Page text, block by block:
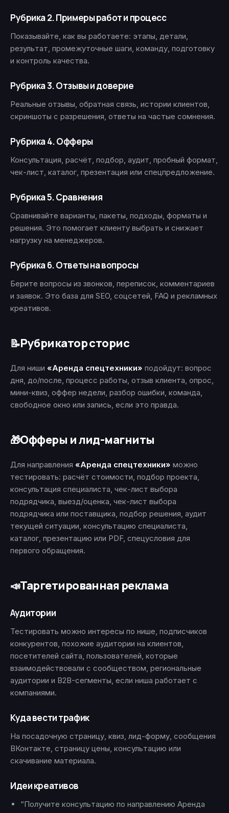
Рубрика 2. Примеры работ и процесс
Показывайте, как вы работаете: этапы, детали,
результат, промежуточные шаги, команду, подготовку
и контроль качества.
Рубрика 3. Отзывы и доверие
Реальные отзывы, обратная связь, истории клиентов,
скриншоты с разрешения, ответы на частые сомнения.
Рубрика 4. Офферы
Консультация, расчёт, подбор, аудит, пробный формат,
чек-лист, каталог, презентация или спецпредложение.
Рубрика 5. Сравнения
Сравнивайте варианты, пакеты, подходы, форматы и
решения. Это помогает клиенту выбрать и снижает
нагрузку на менеджеров.
Рубрика 6. Ответы на вопросы
Берите вопросы из звонков, переписок, комментариев
и заявок. Это база для SEO, соцсетей, FAQ и рекламных
креативов.
📝Рубрикатор сторис
Для ниши «Аренда спецтехники» подойдут: вопрос
дня, до/после, процесс работы, отзыв клиента, опрос,
мини-квиз, оффер недели, разбор ошибки, команда,
свободное окно или запись, если это правда.
🎁Офферы и лид-магниты
Для направления «Аренда спецтехники» можно
тестировать: расчёт стоимости, подбор проекта,
консультация специалиста, чек-лист выбора
подрядчика, выезд/оценка, чек-лист выбора
подрядчика или поставщика, подбор решения, аудит
текущей ситуации, консультацию специалиста,
каталог, презентацию или PDF, спецусловия для
первого обращения.
📣Таргетированная реклама
Аудитории
Тестировать можно интересы по нише, подписчиков
конкурентов, похожие аудитории на клиентов,
посетителей сайта, пользователей, которые
взаимодействовали с сообществом, региональные
аудитории и B2B-сегменты, если ниша работает с
компаниями.
Куда вести трафик
На посадочную страницу, квиз, лид-форму, сообщения
ВКонтакте, страницу цены, консультацию или
скачивание материала.
Идеи креативов
“Получите консультацию по направлению Аренда